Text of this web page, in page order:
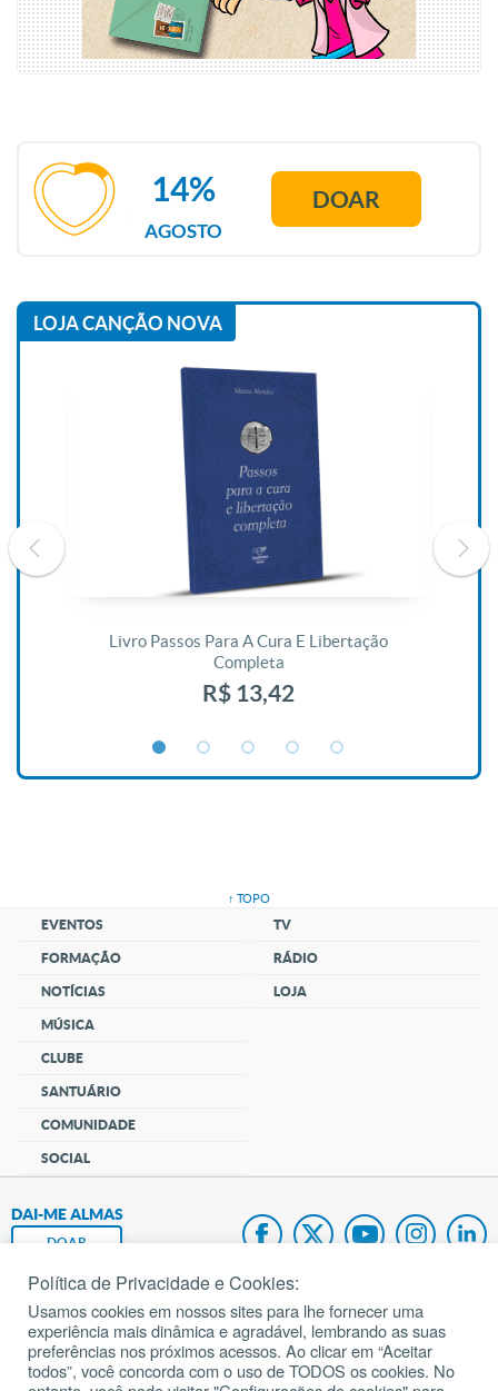
AGOSTO
14% DOAR
LOJA CANÇÃO NOVA
Livro Passos Para A Cura E Libertação
Completa
R$ 13,42
↑ TOPO
EVENTOS
FORMAÇÃO
NOTÍCIAS
MÚSICA
CLUBE
SANTUÁRIO
COMUNIDADE
SOCIAL
TV
RÁDIO
LOJA
DAI-ME ALMAS
DOAR
Fundação João Paulo II
Pedido de Oração
Mapa do site
Política de Privacidade e Cookies:
Usamos cookies em nossos sites para lhe fornecer uma
experiência mais dinâmica e agradável, lembrando as suas
preferências nos próximos acessos. Ao clicar em “Aceitar
todos”, você concorda com o uso de TODOS os cookies. No